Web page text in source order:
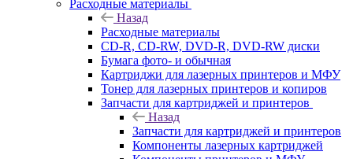
Расходные материалы
Назад
Расходные материалы
CD-R, CD-RW, DVD-R, DVD-RW диски
Бумага фото- и обычная
Картриджи для лазерных принтеров и МФУ
Тонер для лазерных принтеров и копиров
Запчасти для картриджей и принтеров
Назад
Запчасти для картриджей и принтеров
Компоненты лазерных картриджей